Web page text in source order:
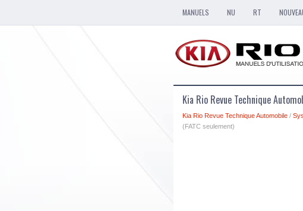
MANUELS NU RT
Kia Rio Revue Technique
Kia Rio Revue Technique Automobile /
(FATC seulement)